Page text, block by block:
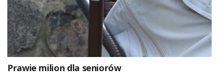
Prawie milion dla seniorów